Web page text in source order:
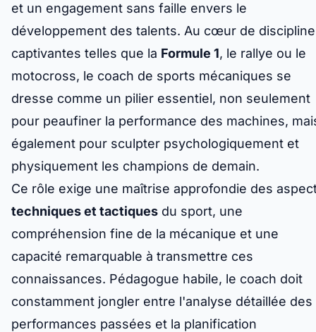
et un engagement sans faille envers le
développement des talents. Au cœur de
captivantes telles que la Formule 1, le rallye ou le
motocross, le coach de sports mécaniques se
dresse comme un pilier essentiel, non seulement
pour peaufiner la performance des machines,
également pour sculpter psychologiquement et
physiquement les champions de demain.
Ce rôle exige une maîtrise approfondie des
techniques et tactiques du sport, une
compréhension fine de la mécanique et une
capacité remarquable à transmettre ces
connaissances. Pédagogue habile, le coach doit
constamment jongler entre l'analyse détaillée des
performances passées et la planification